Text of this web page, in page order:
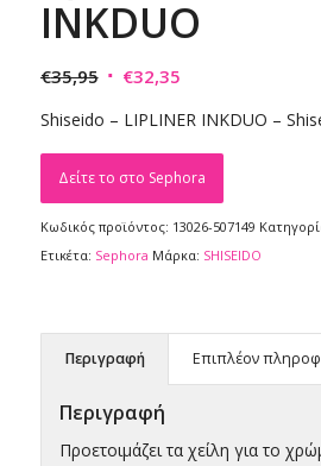
INKDUO
€35,95 Original
was:
€35,95.
€32,35Η
τιμή
είναι:
€32,35.
Shiseido – LIPLINER INKDUO –
Δείτε το στο Sephora
Κωδικός προϊόντος: 13026-507149
Ετικέτα: Sephora Μάρκα: SHISEIDO
Περιγραφή Επιπλέον
Περιγραφή
Προετοιμάζει τα χείλη για το